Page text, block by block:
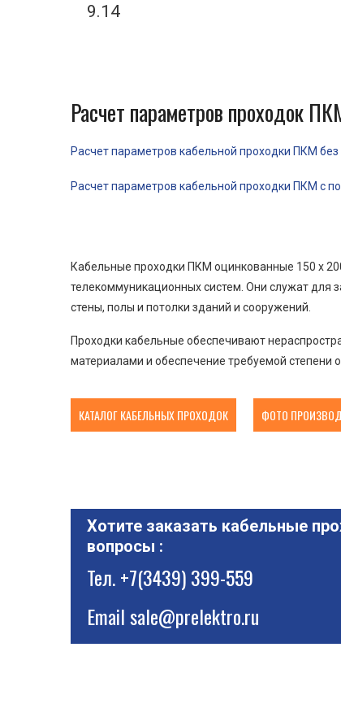
9.14
Расчет параметров проходок
Расчет параметров кабельной проходки ПКМ
Расчет параметров кабельной проходки ПКМ с
Кабельные проходки ПКМ оцинкованные 150 x
телекоммуникационных систем. Они служат для
стены, полы и потолки зданий и сооружений.
Проходки кабельные обеспечивают
материалами и обеспечение требуемой степени
КАТАЛОГ КАБЕЛЬНЫХ ПРОХОДОК ФОТО
Хотите заказать кабельные
вопросы :
Тел.+7(3439) 399-559
Emailsale@prelektro.ru